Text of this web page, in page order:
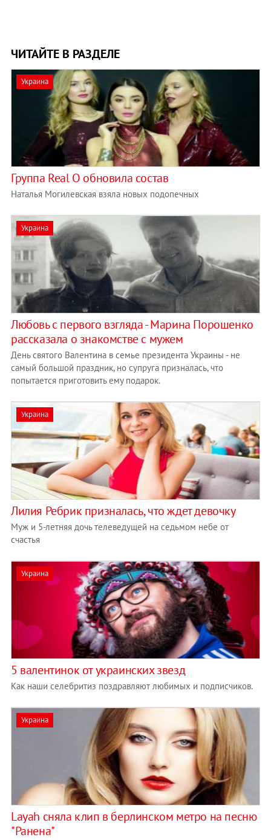
ЧИТАЙТЕ В РАЗДЕЛЕ
Украина
Группа Real O обновила состав
Наталья Могилевская взяла новых подопечных
Украина
Любовь с первого взгляда - Марина Порошенко
рассказала о знакомстве с мужем
День святого Валентина в семье президента Украины - не
самый большой праздник, но супруга призналась, что
попытается приготовить ему подарок.
Украина
Лилия Ребрик призналась, что ждет девочку
Муж и 5-летняя дочь телеведущей на седьмом небе от
счастья
Украина
5 валентинок от украинских звезд
Как наши селебритиз поздравляют любимых и подписчиков.
Украина
Layah сняла клип в берлинском метро на песню
"Ранена"